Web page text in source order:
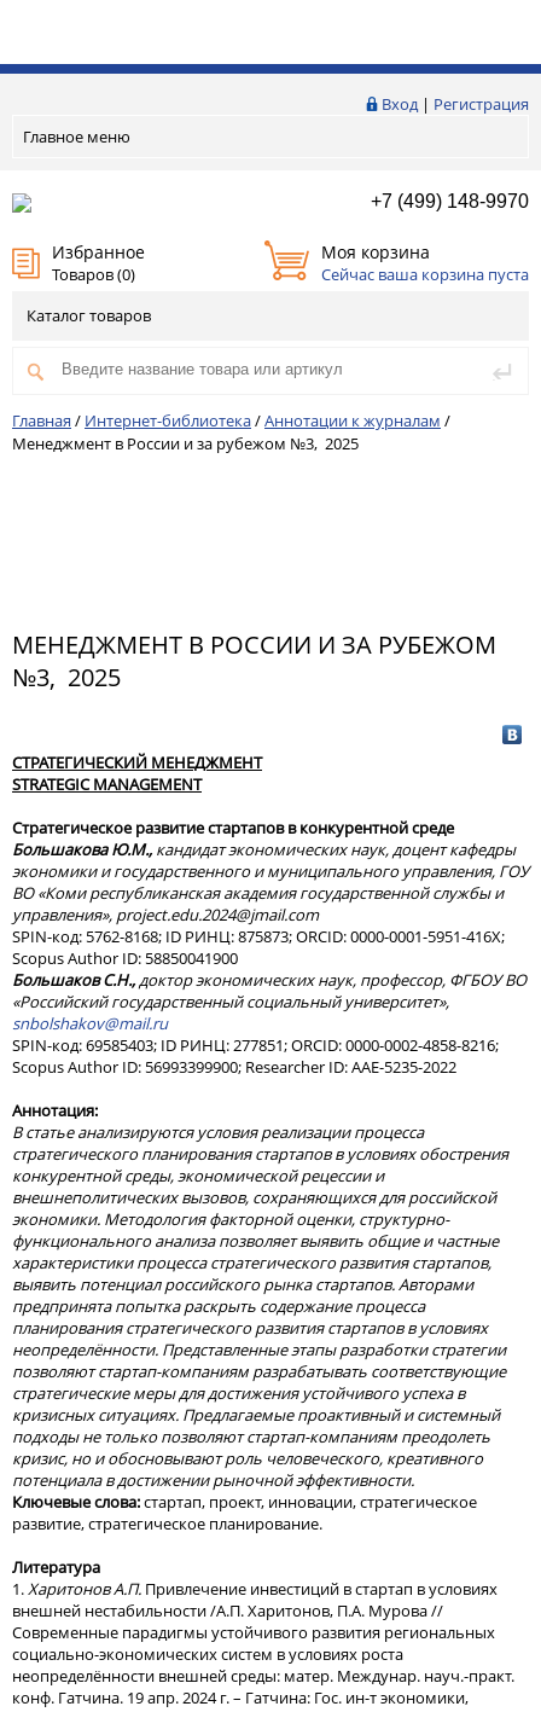
Вход| Регистрация
Главное меню
+7 (499) 148-9970
Избранное
Товаров (0)
Моя корзина
Сейчас ваша корзина пуста
Каталог товаров
Главная / Интернет-библиотека/Аннотации к журналам /
Менеджмент в России и за рубежом №3, 2025
МЕНЕДЖМЕНТ В РОССИИ И ЗА РУБЕЖОМ
№3, 2025
СТРАТЕГИЧЕСКИЙ МЕНЕДЖМЕНТ
STRATEGIC MANAGEMENT
Стратегическое развитие стартапов в конкурентной среде
Большакова Ю.М.,кандидат экономических наук, доцент кафедры
экономики и государственного и муниципального управления, ГОУ
ВО «Коми республиканская академия государственной службы и
управления», project.edu.2024@jmail.com
SPIN-код: 5762-8168; ID РИНЦ: 875873; ORCID: 0000-0001-5951-416X;
Scopus Author ID: 58850041900
Большаков С.Н.,доктор экономических наук, профессор, ФГБОУ ВО
«Российский государственный социальный университет»,
snbolshakov@mail.ru
SPIN-код: 69585403; ID РИНЦ: 277851; ORCID: 0000-0002-4858-8216;
Scopus Author ID: 56993399900; Researcher ID: AAE-5235-2022
Аннотация:
В статье анализируются условия реализации процесса
стратегического планирования стартапов в условиях обострения
конкурентной среды, экономической рецессии и
внешнеполитических вызовов, сохраняющихся для российской
экономики. Методология факторной оценки, структурно-
функционального анализа позволяет выявить общие и частные
характеристики процесса стратегического развития стартапов,
выявить потенциал российского рынка стартапов. Авторами
предпринята попытка раскрыть содержание процесса
планирования стратегического развития стартапов в условиях
неопределённости. Представленные этапы разработки стратегии
позволяют стартап-компаниям разрабатывать соответствующие
стратегические меры для достижения устойчивого успеха в
кризисных ситуациях. Предлагаемые проактивный и системный
подходы не только позволяют стартап-компаниям преодолеть
кризис, но и обосновывают роль человеческого, креативного
потенциала в достижении рыночной эффективности.
Ключевые слова:стартап, проект, инновации, стратегическое
развитие, стратегическое планирование.
Литература
1. Харитонов А.П. Привлечение инвестиций в стартап в условиях
внешней нестабильности /А.П. Харитонов, П.А. Мурова //
Современные парадигмы устойчивого развития региональных
социально-экономических систем в условиях роста
неопределённости внешней среды: матер. Междунар. науч.-практ.
конф. Гатчина. 19 апр. 2024 г. – Гатчина: Гос. ин-т экономики,